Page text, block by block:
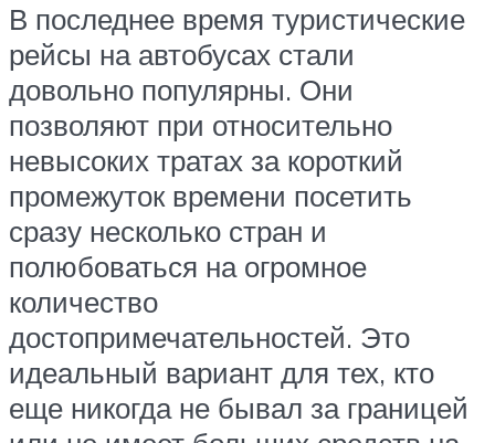
В последнее время туристические
рейсы на автобусах стали
довольно популярны. Они
позволяют при относительно
невысоких тратах за короткий
промежуток времени посетить
сразу несколько стран и
полюбоваться на огромное
количество
достопримечательностей. Это
идеальный вариант для тех, кто
еще никогда не бывал за границей